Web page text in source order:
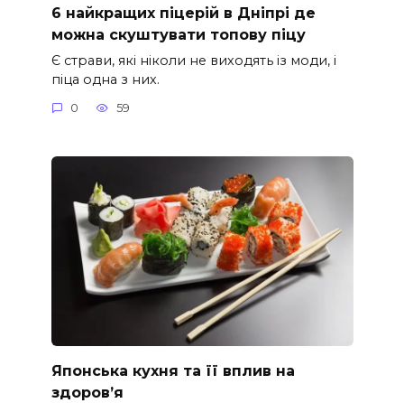
6 найкращих піцерій в Дніпрі де
можна скуштувати топову піцу
Є страви, які ніколи не виходять із моди, і
піца одна з них.
0 59
Японська кухня та її вплив на
здоров’я